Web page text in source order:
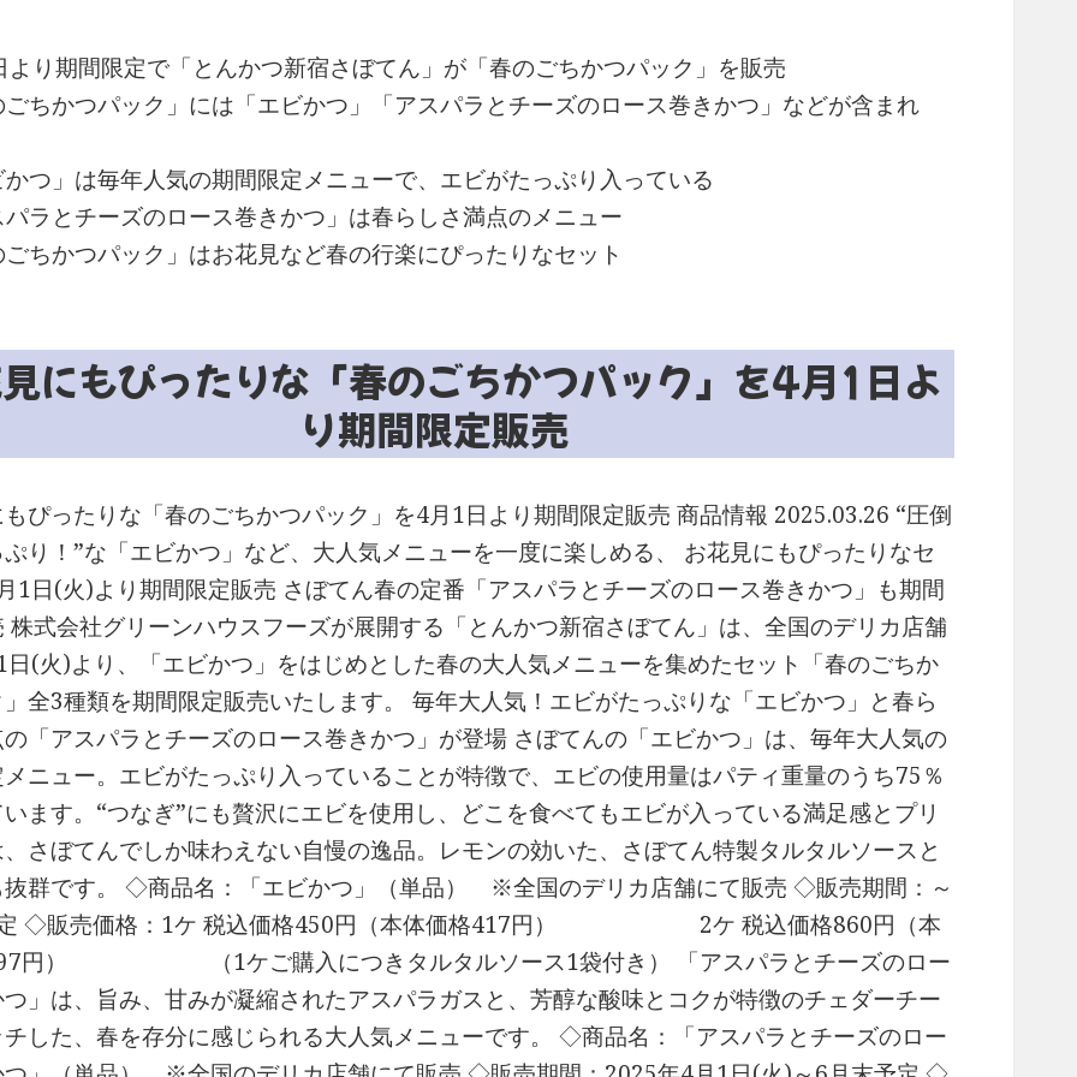
より期間限定で「とんかつ新宿さぼてん」が「春のごちかつパック」を販売
ちかつパック」には「エビかつ」「アスパラとチーズのロース巻きかつ」などが含まれ
つ」は毎年人気の期間限定メニューで、エビがたっぷり入っている
ラとチーズのロース巻きかつ」は春らしさ満点のメニュー
ちかつパック」はお花見など春の行楽にぴったりなセット
にもぴったりな「春のごちかつパック」を4月1日よ
り期間限定販売
ぴったりな「春のごちかつパック」を4月1日より期間限定販売 商品情報 2025.03.26 “圧倒
り！”な「エビかつ」など、大人気メニューを一度に楽しめる、 お花見にもぴったりなセ
1日(火)より期間限定販売 さぼてん春の定番「アスパラとチーズのロース巻きかつ」も期間
株式会社グリーンハウスフーズが展開する「とんかつ新宿さぼてん」は、全国のデリカ店舗
日(火)より、「エビかつ」をはじめとした春の大人気メニューを集めたセット「春のごちか
全3種類を期間限定販売いたします。 毎年大人気！エビがたっぷりな「エビかつ」と春ら
「アスパラとチーズのロース巻きかつ」が登場 さぼてんの「エビかつ」は、毎年大人気の
ニュー。エビがたっぷり入っていることが特徴で、エビの使用量はパティ重量のうち75％
ます。“つなぎ”にも贅沢にエビを使用し、どこを食べてもエビが入っている満足感とプリ
さぼてんでしか味わえない自慢の逸品。レモンの効いた、さぼてん特製タルタルソースと
抜群です。 ◇商品名：「エビかつ」（単品） ※全国のデリカ店舗にて販売 ◇販売期間：～
定 ◇販売価格：1ケ 税込価格450円（本体価格417円） 2ケ 税込価格860円（本
円） （1ケご購入につきタルタルソース1袋付き） 「アスパラとチーズのロー
」は、旨み、甘みが凝縮されたアスパラガスと、芳醇な酸味とコクが特徴のチェダーチー
した、春を存分に感じられる大人気メニューです。 ◇商品名：「アスパラとチーズのロー